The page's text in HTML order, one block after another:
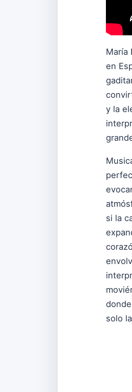
María
en
y la
si la
solo